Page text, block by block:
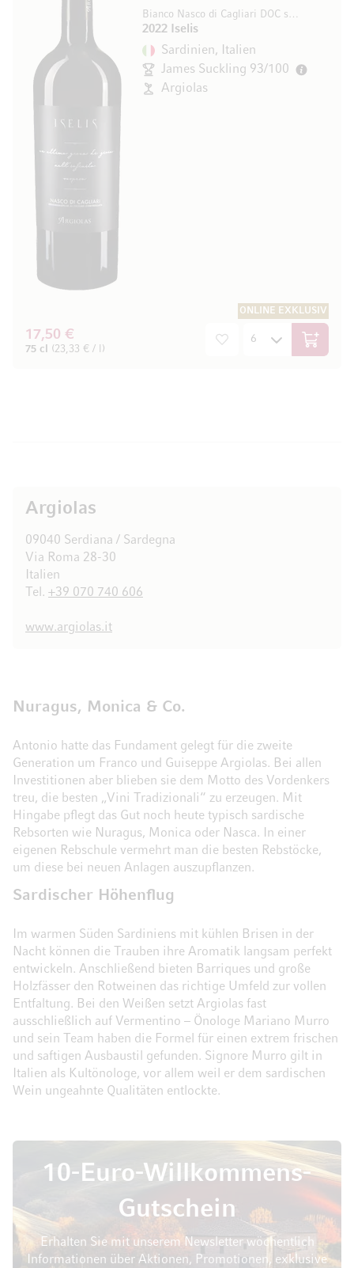
Bianco Nasco di Cagliari DOC secco
2022 Iselis
Sardinien, Italien
James Suckling 93/100
Argiolas
ONLINE EXKLUSIV
17,50 €
75 cl (23,33 € / l) In den
Argiolas
09040 Serdiana / Sardegna
Via Roma 28-30
Italien
Tel. +39 070 740 606
www.argiolas.it
Nuragus, Monica & Co.
Antonio hatte das Fundament gelegt für die zweite
Generation um Franco und Guiseppe Argiolas. Bei allen
Investitionen aber blieben sie dem Motto des Vordenkers
treu, die besten „Vini Tradizionali“ zu erzeugen. Mit
Hingabe pflegt das Gut noch heute typisch sardische
Rebsorten wie Nuragus, Monica oder Nasca. In einer
eigenen Rebschule vermehrt man die besten Rebstöcke,
um diese bei neuen Anlagen auszupflanzen.
Sardischer Höhenflug
Im warmen Süden Sardiniens mit kühlen Brisen in der
Nacht können die Trauben ihre Aromatik langsam perfekt
entwickeln. Anschließend bieten Barriques und große
Holzfässer den Rotweinen das richtige Umfeld zur vollen
Entfaltung. Bei den Weißen setzt Argiolas fast
ausschließlich auf Vermentino – Önologe Mariano Murro
und sein Team haben die Formel für einen extrem frischen
und saftigen Ausbaustil gefunden. Signore Murro gilt in
Italien als Kultönologe, vor allem weil er dem sardischen
Wein ungeahnte Qualitäten entlockte.
10-Euro-Willkommens-
Gutschein
Erhalten Sie mit unserem Newsletter wöchentlich
Informationen über Aktionen, Promotionen, exklusive